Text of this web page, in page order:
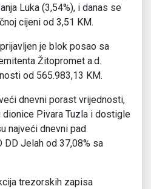
Luka (3,54%), i danas se
cijeni od 3,51 KM.
je blok posao sa
Žitopromet a.d.
od 565.983,13 KM.
dnevni porast vrijednosti,
Pivara Tuzla i dostigle
najveći dnevni pad
Jelah od 37,08% sa
trezorskih zapisa